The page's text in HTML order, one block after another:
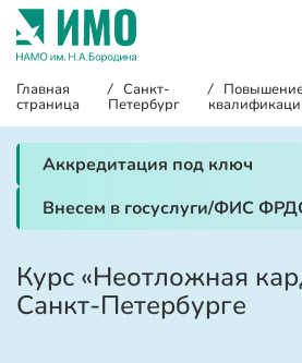
Главная
страница
/ Санкт-
Петербург
/
Аккредитация под ключ
Внесем в госуслуги/ФИС
Курс «Неотложная
Санкт-Петербурге